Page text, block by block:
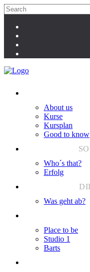
About us
Kurse
Kursplan
Good to know
Who´s that?
Erfolg
Was geht ab?
Place to be
Studio 1
Barts